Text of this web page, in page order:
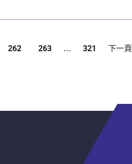
262 263 ... 321 下一頁